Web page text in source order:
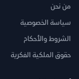
من نحن
سياسة الخصوصية
الشروط والأحكام
حقوق الملكية الفكرية